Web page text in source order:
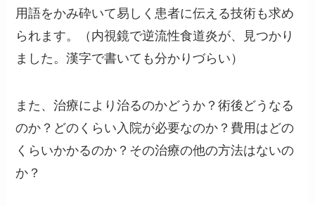
用語をかみ砕いて易しく患者に伝える技術も求め
られます。（内視鏡で逆流性食道炎が、見つかり
ました。漢字で書いても分かりづらい）
また、治療により治るのかどうか？術後どうなる
のか？どのくらい入院が必要なのか？費用はどの
くらいかかるのか？その治療の他の方法はないの
か？